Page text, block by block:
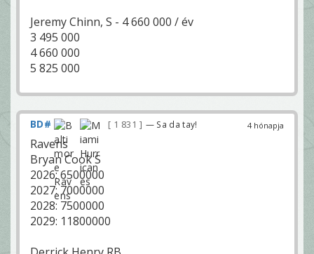
Jeremy Chinn, S - 4 660 000 / év
3 495 000
4 660 000
5 825 000
4 hónapja
BD# 1 831 — Sa da tay!
Ravens
Bryan Cook S
2026: 6500000
2027: 7000000
2028: 7500000
2029: 11800000